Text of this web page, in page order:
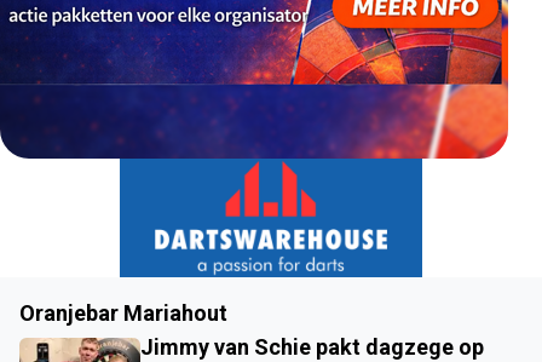
Oranjebar Mariahout
Jimmy van Schie pakt dagzege op